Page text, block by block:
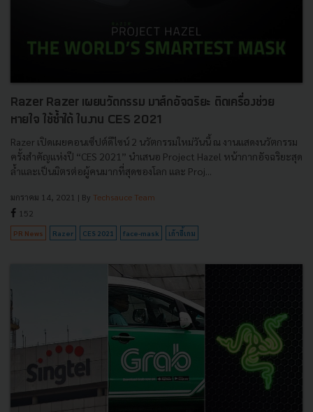
Razer Razer เผยนวัตกรรม มาส์กอัจฉริยะ ติดเครื่องช่วย
หายใจ ใช้ซ้ำได้ ในงาน CES 2021
Razer เปิดเผยคอนเซ็ปต์ดีไซน์ 2 นวัตกรรมใหม่วันนี้ ณ งานแสดงนวัตกรรม
ครั้งสำคัญแห่งปี “CES 2021” นำเสนอ Project Hazel หน้ากากอัจฉริยะสุด
ล้ำและเป็นมิตรต่อผู้คนมากที่สุดของโลก และ Proj...
มกราคม 14, 2021 | By Techsauce Team
152
PR News Razer CES 2021 face-mask เก้าอี้เกม